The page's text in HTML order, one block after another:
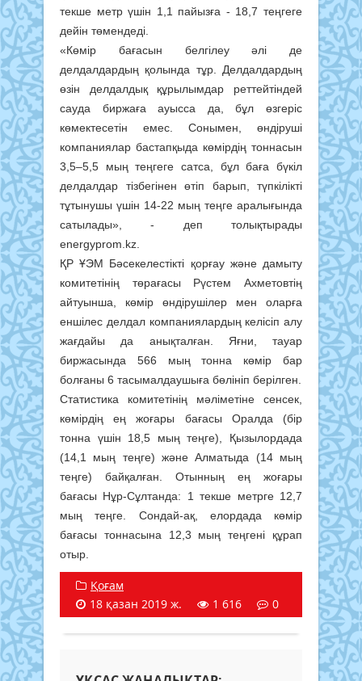
текше метр үшін 1,1 пайызға - 18,7 теңгеге
дейін төмендеді.
«Көмір бағасын белгілеу әлі де
делдалдардың қолында тұр. Делдалдардың
өзін делдалдық құрылымдар реттейтіндей
сауда биржаға ауысса да, бұл өзгеріс
көмектесетін емес. Сонымен, өндіруші
компаниялар бастапқыда көмірдің тоннасын
3,5–5,5 мың теңгеге сатса, бұл баға бүкіл
делдалдар тізбегінен өтіп барып, түпкілікті
тұтынушы үшін 14-22 мың теңге аралығында
сатылады», - деп толықтырады
energyprom.kz.
ҚР ҰЭМ Бәсекелестікті қорғау және дамыту
комитетінің төрағасы Рүстем Ахметовтің
айтуынша, көмір өндірушілер мен оларға
еншілес делдал компаниялардың келісіп алу
жағдайы да анықталған. Яғни, тауар
биржасында 566 мың тонна көмір бар
болғаны 6 тасымалдаушыға бөлініп берілген.
Статистика комитетінің мәліметіне сенсек,
көмірдің ең жоғары бағасы Оралда (бір
тонна үшін 18,5 мың теңге), Қызылордада
(14,1 мың теңге) және Алматыда (14 мың
теңге) байқалған. Отынның ең жоғары
бағасы Нұр-Сұлтанда: 1 текше метрге 12,7
мың теңге. Сондай-ақ, елордада көмір
бағасы тоннасына 12,3 мың теңгені құрап
отыр.
Қоғам
18 қазан 2019 ж.
1 616 0